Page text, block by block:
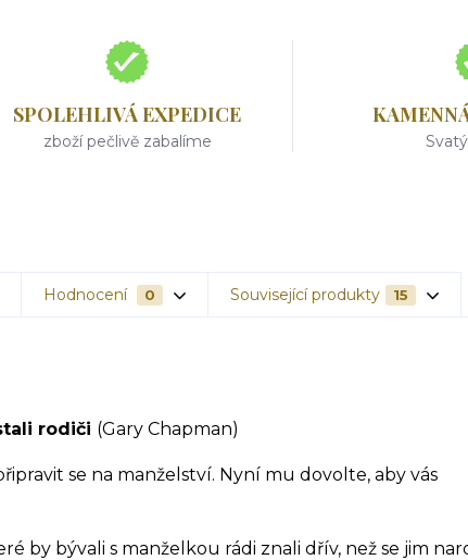
SPOLEHLIVÁ EXPEDICE
zboží pečlivě zabalíme
Hodnocení 0 Související produkty 15
rodiči (Gary Chapman)
se na manželství. Nyní mu dovolte, aby vás
by bývali s manželkou rádi znali dřív, než se jim